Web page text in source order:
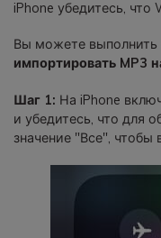
iPhone убедитесь,
Вы можете
импортировать MP3
Шаг 1: На iPhone
и убедитесь, что для
значение "Все", чтобы